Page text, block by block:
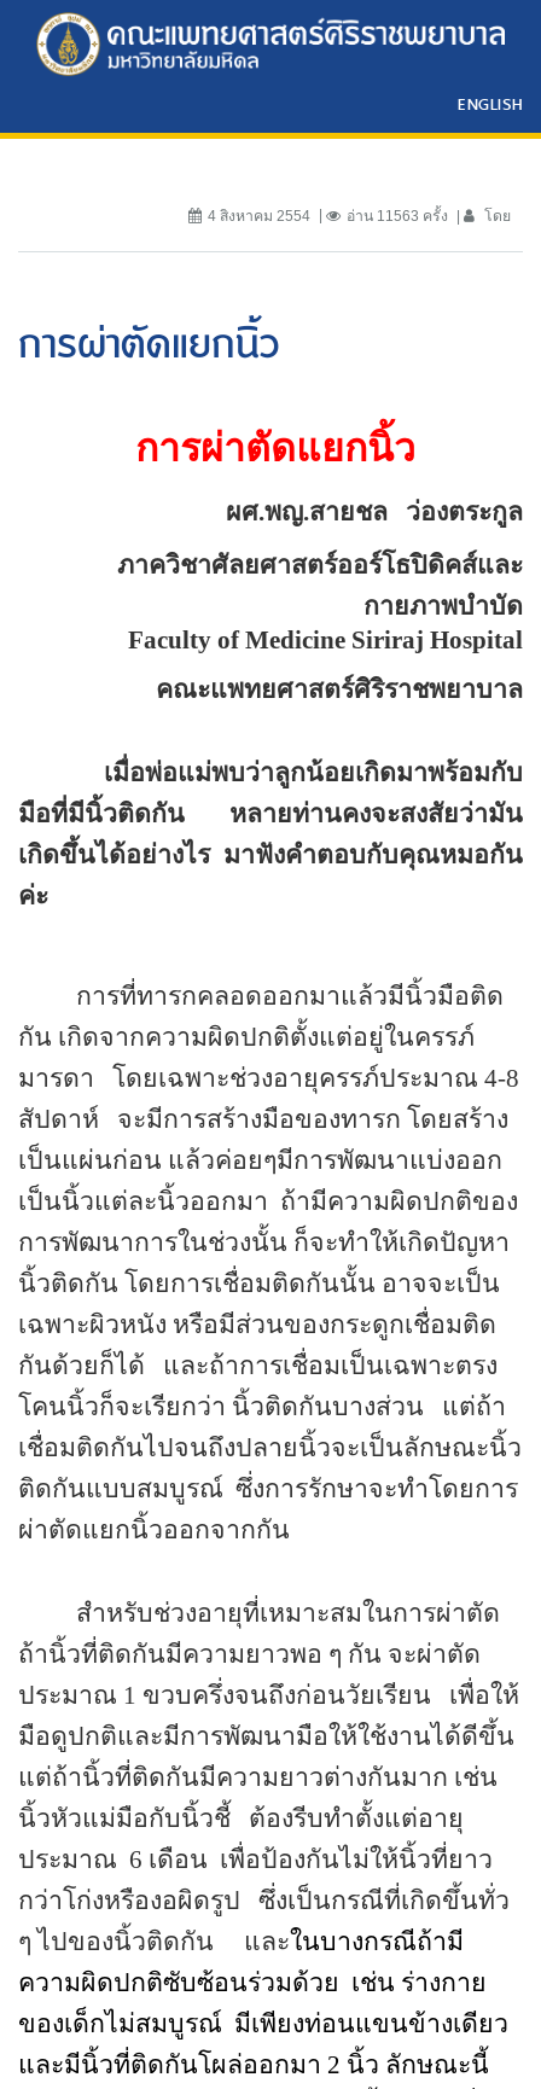
ENGLISH
4 สิงหาคม 2554 อ่าน 11563 ครั้ง โดย
การผ่าตัดแยกนิ้ว
การผ่าตัดแยกนิ้ว
ผศ.พญ.สายชล
ว่องตระกูล
ภาควิชาศัลยศาสตร์ออร์โธปิดิคส์และ
กายภาพบำบัด
Faculty ofMedicine Siriraj Hospital
คณะแพทยศาสตร์ศิริราชพยาบาล
เมื่อพ่อแม่พบว่าลูกน้อยเกิดมาพร้อมกับ
มือที่มีนิ้วติดกัน หลายท่านคงจะสงสัยว่ามัน
เกิดขึ้นได้อย่างไร มาฟังคำตอบกับคุณหมอกัน
ค่ะ
การที่ทารกคลอดออกมาแล้วมีนิ้วมือติด
กัน เกิดจากความผิดปกติตั้งแต่อยู่ในครรภ์
มารดา
โดยเฉพาะช่วงอายุครรภ์ประมาณ 4-8
สัปดาห์
จะมีการสร้างมือของทารก โดยสร้าง
เป็นแผ่นก่อน แล้วค่อยๆมีการพัฒนาแบ่งออก
เป็นนิ้วแต่ละนิ้วออกมา ถ้ามีความผิดปกติของ
การพัฒนาการในช่วงนั้น ก็จะทำให้เกิดปัญหา
นิ้วติดกัน โดยการเชื่อมติดกันนั้น อาจจะเป็น
เฉพาะผิวหนัง หรือมีส่วนของกระดูกเชื่อมติด
กันด้วยก็ได้
และถ้าการเชื่อมเป็นเฉพาะตรง
โคนนิ้วก็จะเรียกว่า นิ้วติดกันบางส่วน
แต่ถ้า
เชื่อมติดกันไปจนถึงปลายนิ้วจะเป็นลักษณะนิ้ว
ติดกันแบบสมบูรณ์ ซึ่งการรักษาจะทำโดยการ
ผ่าตัดแยกนิ้วออกจากกัน
สำหรับช่วงอายุที่เหมาะสมในการผ่าตัด
ถ้านิ้วที่ติดกันมีความยาวพอ ๆ กัน จะผ่าตัด
ประมาณ 1 ขวบครึ่งจนถึงก่อนวัยเรียน
เพื่อให้
มือดูปกติและมีการพัฒนามือให้ใช้งานได้ดีขึ้น
แต่ถ้านิ้วที่ติดกันมีความยาวต่างกันมาก เช่น
นิ้วหัวแม่มือกับนิ้วชี้
ต้องรีบทำตั้งแต่อายุ
ประมาณ 6 เดือน เพื่อป้องกันไม่ให้นิ้วที่ยาว
กว่าโก่งหรืองอผิดรูป
ซึ่งเป็นกรณีที่เกิดขึ้นทั่ว
ๆ ไปของนิ้วติดกัน
และในบางกรณีถ้ามี
ความผิดปกติซับซ้อนร่วมด้วย เช่น ร่างกาย
ของเด็กไม่สมบูรณ์ มีเพียงท่อนแขนข้างเดียว
และมีนิ้วที่ติดกันโผล่ออกมา 2 นิ้ว ลักษณะนี้